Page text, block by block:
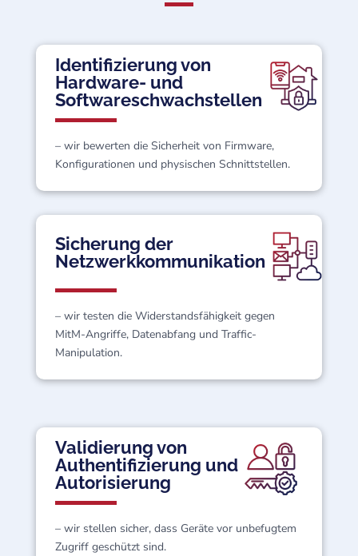
Identifizierung von
Hardware- und
Softwareschwachstellen
– wir bewerten die Sicherheit von Firmware,
Konfigurationen und physischen Schnittstellen.
Sicherung der
Netzwerkkommunikation
– wir testen die Widerstandsfähigkeit gegen
MitM-Angriffe, Datenabfang und Traffic-
Manipulation.
Validierung von
Authentifizierung und
Autorisierung
– wir stellen sicher, dass Geräte vor unbefugtem
Zugriff geschützt sind.